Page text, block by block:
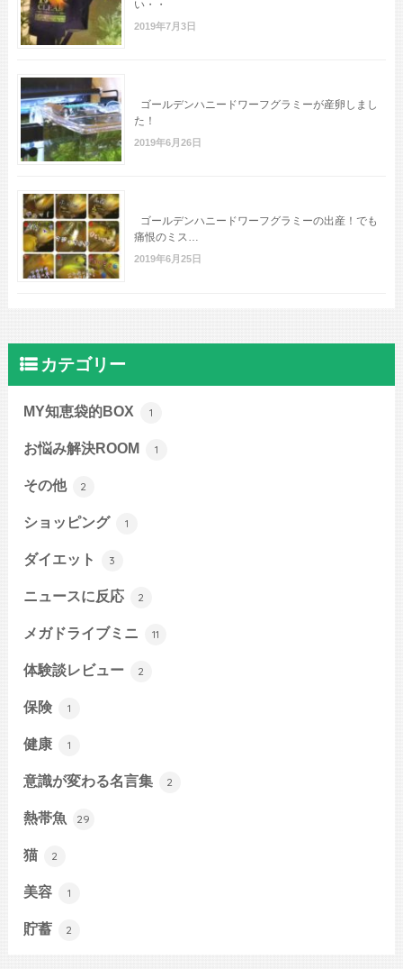
い・・
2019年7月3日
ゴールデンハニードワーフグラミーが産卵しまし
た！
2019年6月26日
ゴールデンハニードワーフグラミーの出産！でも
痛恨のミス…
2019年6月25日
カテゴリー
MY知恵袋的BOX 1
お悩み解決ROOM 1
その他 2
ショッピング 1
ダイエット 3
ニュースに反応 2
メガドライブミニ 11
体験談レビュー 2
保険 1
健康 1
意識が変わる名言集 2
熱帯魚 29
猫 2
美容 1
貯蓄 2